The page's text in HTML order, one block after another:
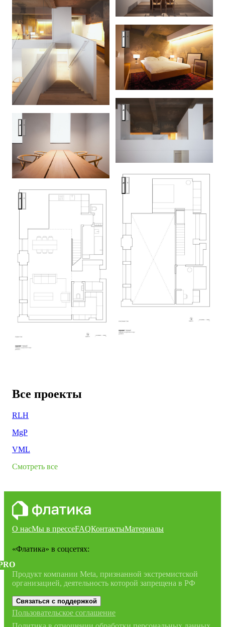
PML, Moscow
PML, Moscow
PML, Moscow
PML, Moscow
PML, Moscow
Все проекты
RLH
MgP
VML
Смотреть все
О насМы в прессеFAQКонтактыМатериалы
«Флатика» в соцсетях:
Продукт компании Meta, признанной экстремистской
организацией, деятельность которой запрещена в РФ
Связаться с поддержкой
Пользовательское соглашение